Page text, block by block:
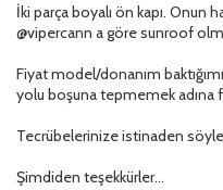
İki parça boyalı ön kapı. Onun
@vipercann a göre sunroof
Fiyat model/donanım
yolu boşuna tepmemek adına
Tecrübelerinize istinaden
Şimdiden teşekkürler...